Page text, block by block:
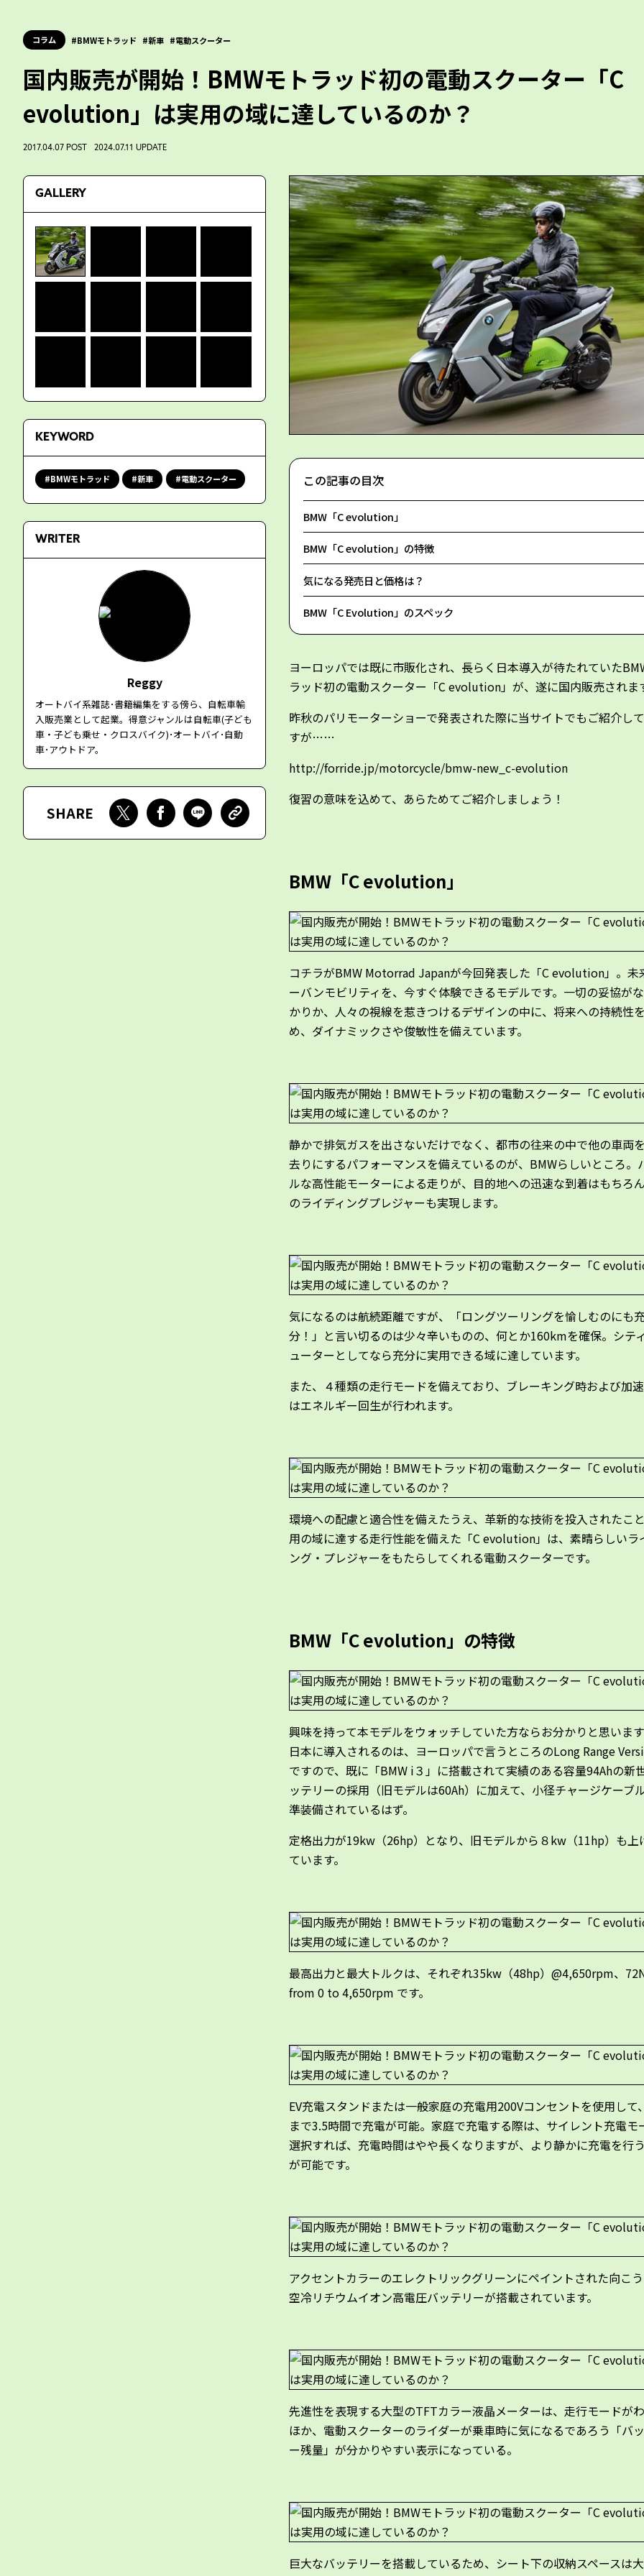
コラム BMWモトラッド 新車 電動スクーター
国内販売が開始！BMWモトラッド初の電動スクーター「C
evolution」は実用の域に達しているのか？
2017.04.07 POST 2024.07.11 UPDATE
この記事の目次
BMW「C evolution」
BMW「C evolution」の特徴
気になる発売日と価格は？
BMW「C Evolution」のスペック
ヨーロッパでは既に市販化され、長らく日本導入が待たれていた
ラッド初の電動スクーター「C evolution」が、遂に国内販売されま
昨秋のパリモーターショーで発表された際に当サイトでもご紹介し
すが……
http://forride.jp/motorcycle/bmw-new_c-evolution
復習の意味を込めて、あらためてご紹介しましょう！
BMW「C evolution」
コチラがBMW Motorrad Japanが今回発表した「C evolution」。未
ーバンモビリティを、今すぐ体験できるモデルです。一切の妥協が
かりか、人々の視線を惹きつけるデザインの中に、将来への持続性
め、ダイナミックさや俊敏性を備えています。
静かで排気ガスを出さないだけでなく、都市の往来の中で他の車両
去りにするパフォーマンスを備えているのが、BMWらしいところ。
ルな高性能モーターによる走りが、目的地への迅速な到着はもちろ
のライディングプレジャーも実現します。
気になるのは航続距離ですが、「ロングツーリングを愉しむのにも充
分！」と言い切るのは少々辛いものの、何とか160kmを確保。シテ
ューターとしてなら充分に実用できる域に達しています。
また、４種類の走行モードを備えており、ブレーキング時および加
はエネルギー回生が行われます。
環境への配慮と適合性を備えたうえ、革新的な技術を投入されたこ
用の域に達する走行性能を備えた「C evolution」は、素晴らしいラ
ング・プレジャーをもたらしてくれる電動スクーターです。
BMW「C evolution」の特徴
興味を持って本モデルをウォッチしていた方ならお分かりと思います
日本に導入されるのは、ヨーロッパで言うところのLong Range
ですので、既に「BMW i３」に搭載されて実績のある容量94Ahの新
ッテリーの採用（旧モデルは60Ah）に加えて、小径チャージケーブ
準装備されているはず。
定格出力が19kw（26hp）となり、旧モデルから８kw（11hp）も上
ています。
最高出力と最大トルクは、それぞれ35kw（48hp）@4,650rpm、
from 0 to 4,650rpm です。
EV充電スタンドまたは一般家庭の充電用200Vコンセントを使用して
まで3.5時間で充電が可能。家庭で充電する際は、サイレント充電モ
選択すれば、充電時間はやや長くなりますが、より静かに充電を行
が可能です。
アクセントカラーのエレクトリックグリーンにペイントされた向こう
空冷リチウムイオン高電圧バッテリーが搭載されています。
先進性を表現する大型のTFTカラー液晶メーターは、走行モードが
ほか、電動スクーターのライダーが乗車時に気になるであろう「バ
ー残量」が分かりやすい表示になっている。
巨大なバッテリーを搭載しているため、シート下の収納スペースは
GALLERY
KEYWORD
BMWモトラッド 新車 電動スクーター
WRITER
Reggy
オートバイ系雑誌･書籍編集をする傍ら、自転車輸
入販売業として起業。得意ジャンルは自転車(子ども
車・子ども乗せ・クロスバイク)･オートバイ･自動
車･アウトドア。
SHARE